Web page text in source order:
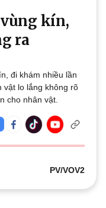
kín,
ra
đi khám nhiều lần
vật lo lắng không rõ
cho nhân vật.
PV/VOV2